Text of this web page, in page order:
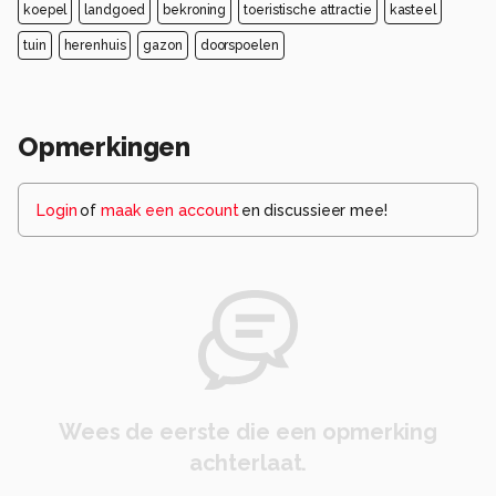
koepel landgoed bekroning toeristische attractie kasteel
tuin herenhuis gazon doorspoelen
Opmerkingen
Loginof maak een account en discussieer mee!
Wees de eerste die een opmerking
achterlaat.